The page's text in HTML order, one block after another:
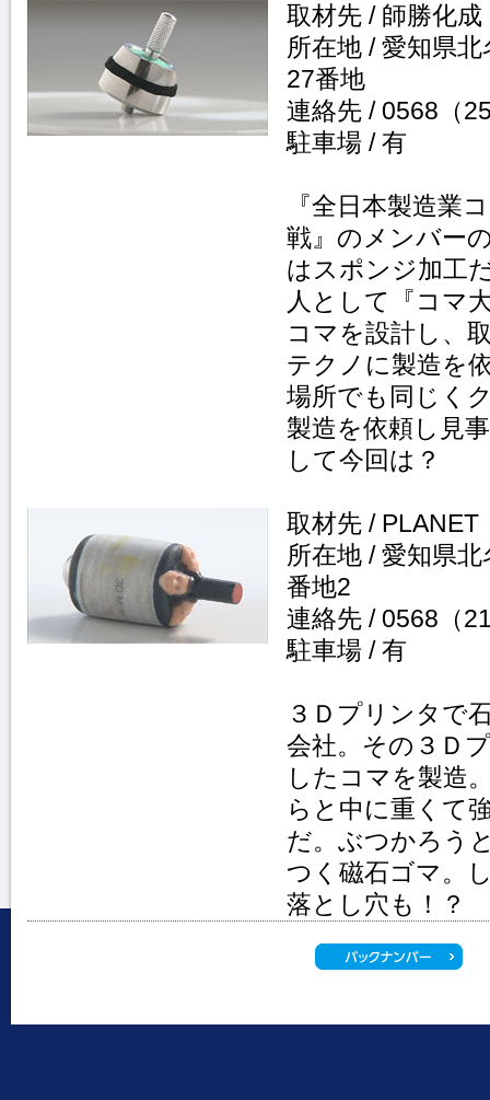
取材先 / 師勝化成
所在地 / 愛知県
27番地
連絡先 / 0568（
駐車場 / 有
『全日本製造業
戦』のメンバー
はスポンジ加工
人として『コマ
コマを設計し、
テクノに製造を
場所でも同じく
製造を依頼し見
して今回は？
取材先 / PLANET
所在地 / 愛知県
番地2
連絡先 / 0568（
駐車場 / 有
３Ｄプリンタで
会社。その３Ｄ
したコマを製造
らと中に重くて
だ。ぶつかろう
つく磁石ゴマ。
落とし穴も！？